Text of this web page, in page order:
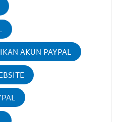
AKUN PAYPAL